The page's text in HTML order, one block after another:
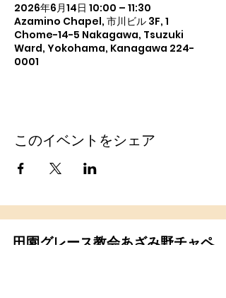
2026年6月14日 10:00 – 11:30
Azamino Chapel, 市川ビル 3F, 1
Chome-14-5 Nakagawa, Tsuzuki
Ward, Yokohama, Kanagawa 224-
0001
このイベントをシェア
田園グレース教会あざみ野チャペ